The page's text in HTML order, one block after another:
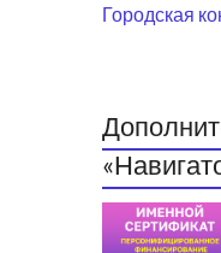
Городская